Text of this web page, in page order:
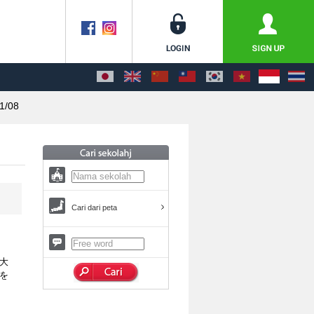
08
Cari dari peta